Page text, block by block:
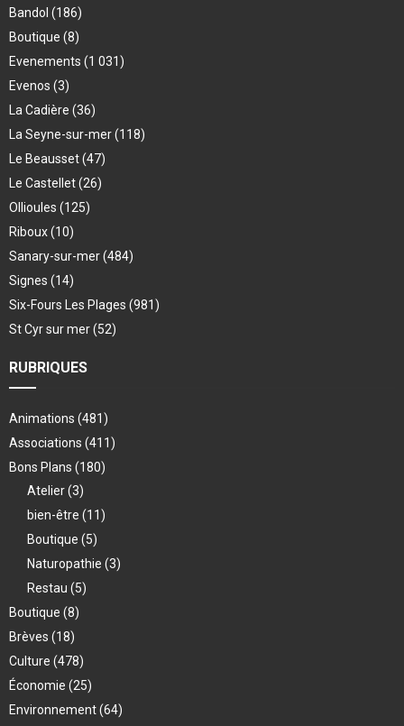
Bandol (186)
Boutique (8)
Evenements (1 031)
Evenos (3)
La Cadière (36)
La Seyne-sur-mer(118)
Le Beausset(47)
Le Castellet(26)
Ollioules (125)
Riboux(10)
Sanary-sur-mer(484)
Signes (14)
Six-Fours Les Plages (981)
St Cyr sur mer(52)
RUBRIQUES
Animations (481)
Associations (411)
Bons Plans (180)
Atelier(3)
bien-être (11)
Boutique (5)
Naturopathie (3)
Restau (5)
Boutique (8)
Brèves (18)
Culture (478)
Économie (25)
Environnement(64)